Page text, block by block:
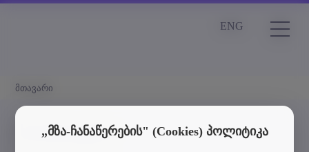
ENG
მთავარი
სიახლეები
„მზა-ჩანაწერების" (Cookies) პოლიტიკა